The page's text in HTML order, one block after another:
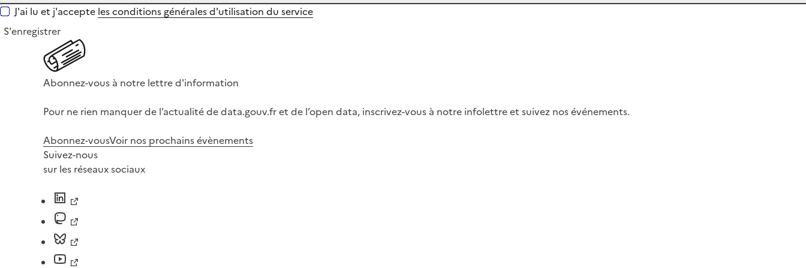
J'ai lu et j'accepte les conditions générales d'utilisation du service
S'enregistrer
Abonnez-vous à notre lettre d'information
Pour ne rien manquer de l’actualité de data.gouv.fr et de l’open data, inscrivez-vous à notre infolettre et suivez nos événements.
Abonnez-vousVoir nos prochains évènements
Suivez-nous
sur les réseaux sociaux